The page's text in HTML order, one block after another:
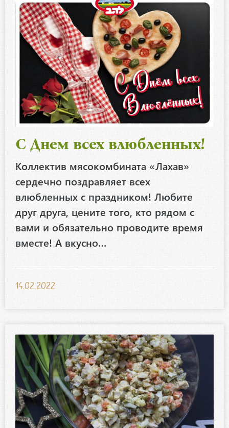
С Днем всех влюбленных!
Коллектив мясокомбината «Лахав»
сердечно поздравляет всех
влюбленных с праздником! Любите
друг друга, цените того, кто рядом с
вами и обязательно проводите время
вместе! А вкусно…
14.02.2022